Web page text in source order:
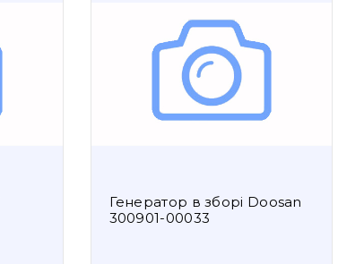
Генератор в зборі Doosan
300901-00033